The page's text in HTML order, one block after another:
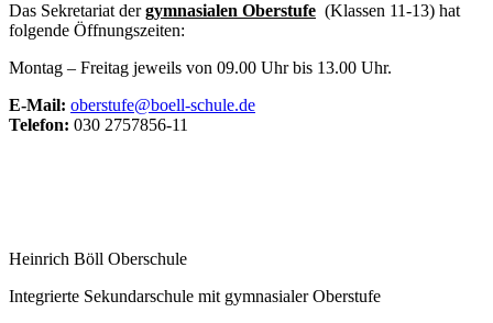
Das Sekretariat dergymnasialen Oberstufe (Klassen 11-13) hat
folgende Öffnungszeiten:
Montag – Freitag jeweils von 09.00 Uhr bis 13.00 Uhr.
E-Mail: oberstufe@boell-schule.de
Telefon: 030 2757856-11
Heinrich Böll Oberschule
Integrierte Sekundarschule mit gymnasialer Oberstufe